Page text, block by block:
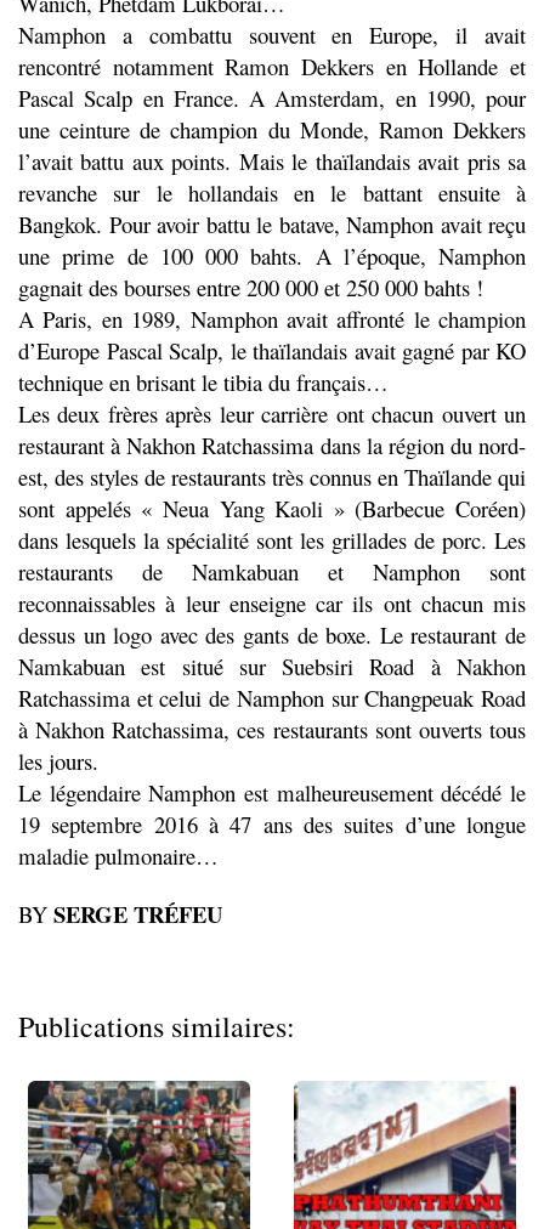
Namphon a combattu souvent en Europe, il avait
rencontré notamment Ramon Dekkers en Hollande et
Pascal Scalp en France. A Amsterdam, en 1990, pour
une ceinture de champion du Monde, Ramon Dekkers
l’avait battu aux points. Mais le thaïlandais avait pris sa
revanche sur le hollandais en le battant ensuite à
Bangkok. Pour avoir battu le batave, Namphon avait reçu
une prime de 100 000 bahts. A l’époque, Namphon
gagnait des bourses entre 200 000 et 250 000 bahts !
A Paris, en 1989, Namphon avait affronté le champion
d’Europe Pascal Scalp, le thaïlandais avait gagné par KO
technique en brisant le tibia du français…
Les deux frères après leur carrière ont chacun ouvert un
restaurant à Nakhon Ratchassima dans la région du nord-
est, des styles de restaurants très connus en Thaïlande qui
sont appelés « Neua Yang Kaoli » (Barbecue Coréen)
dans lesquels la spécialité sont les grillades de porc. Les
restaurants de Namkabuan et Namphon sont
reconnaissables à leur enseigne car ils ont chacun mis
dessus un logo avec des gants de boxe. Le restaurant de
Namkabuan est situé sur Suebsiri Road à Nakhon
Ratchassima et celui de Namphon sur Changpeuak Road
à Nakhon Ratchassima, ces restaurants sont ouverts tous
les jours.
Le légendaire Namphon est malheureusement décédé le
19 septembre 2016 à 47 ans des suites d’une longue
maladie pulmonaire…
BY SERGE TRÉFEU
Publications similaires: